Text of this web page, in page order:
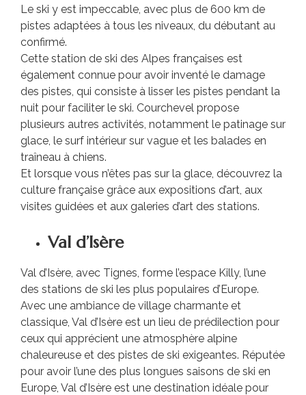
Le ski y est impeccable, avec plus de 600 km de
pistes adaptées à tous les niveaux, du débutant au
confirmé.
Cette station de ski des Alpes françaises est
également connue pour avoir inventé le damage
des pistes, qui consiste à lisser les pistes pendant la
nuit pour faciliter le ski. Courchevel propose
plusieurs autres activités, notamment le patinage sur
glace, le surf intérieur sur vague et les balades en
traîneau à chiens.
Et lorsque vous n’êtes pas sur la glace, découvrez la
culture française grâce aux expositions d’art, aux
visites guidées et aux galeries d’art des stations.
Val d’Isère
Val d’Isère, avec Tignes, forme l’espace Killy, l’une
des stations de ski les plus populaires d’Europe.
Avec une ambiance de village charmante et
classique, Val d’Isère est un lieu de prédilection pour
ceux qui apprécient une atmosphère alpine
chaleureuse et des pistes de ski exigeantes. Réputée
pour avoir l’une des plus longues saisons de ski en
Europe, Val d’Isère est une destination idéale pour